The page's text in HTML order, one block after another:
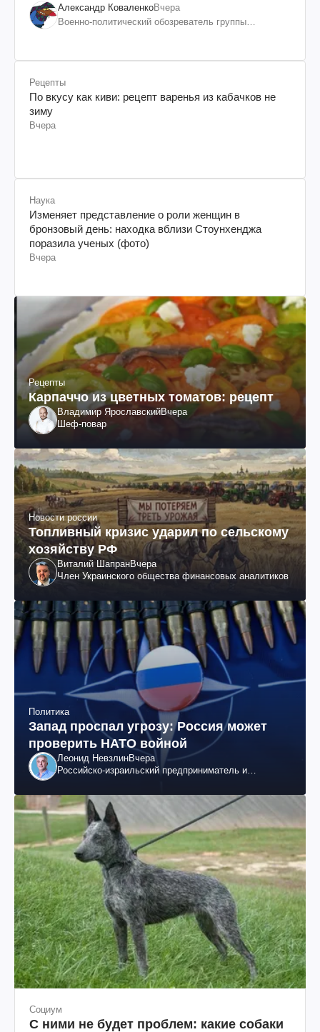
дискомфорт: как это удалось
Александр КоваленкоВчера
Военно-политический обозреватель группы
Рецепты
По вкусу как киви: рецепт варенья из кабачков не
зиму
Вчера
Наука
Изменяет представление о роли женщин в
бронзовый день: находка вблизи Стоунхенджа
поразила ученых (фото)
Вчера
Рецепты
Карпаччо из цветных томатов: рецепт
Владимир ЯрославскийВчера
Шеф-повар
Новости россии
Топливный кризис ударил по сельскому
хозяйству РФ
Виталий ШапранВчера
Член Украинского общества финансовых аналитиков
Политика
Запад проспал угрозу: Россия может
проверить НАТО войной
Леонид НевзлинВчера
Российско-израильский предприниматель и
"ЮКОСа"
Социум
С ними не будет проблем: какие собаки